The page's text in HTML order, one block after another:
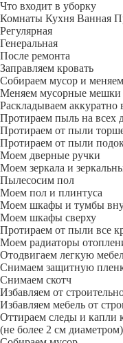
Что входит в уборку
Регу­лярная
Гене­ральная
После ремонта
Заправляем кровать
Собираем мусор и
Меняем мусорные мешки
Раскладываем аккуратно
Протираем пыль на всех
Протираем от пыли
Протираем от пыли
Моем дверные ручки
Моем зеркала и
Пылесосим пол
Моем пол и плинтуса
Моем шкафы и тумбы
Моем шкафы сверху
Протираем от пыли все
Моем радиаторы
Отодвигаем легкую
Снимаем защитную
Снимаем скотч
Избавляем от
Избавляем мебель от
Оттираем следы и капли
(не более 2 см диаметром)